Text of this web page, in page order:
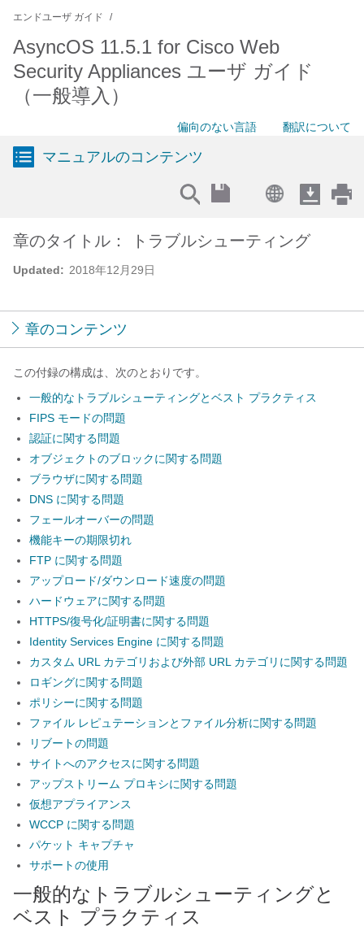
エンドユーザ ガイド
AsyncOS 11.5.1 for Cisco Web
Security Appliances ユーザ ガイド
（一般導入）
偏向のない言語 翻訳について
マニュアルのコンテンツ
Updated: 2018年12月29日
章のタイトル： トラブルシューティング
章のコンテンツ
この付録の構成は、次のとおりです。
一般的なトラブルシューティングとベスト プラクティス
FIPS モードの問題
認証に関する問題
オブジェクトのブロックに関する問題
ブラウザに関する問題
DNS に関する問題
フェールオーバーの問題
機能キーの期限切れ
FTP に関する問題
アップロード/ダウンロード速度の問題
ハードウェアに関する問題
HTTPS/復号化/証明書に関する問題
Identity Services Engine に関する問題
カスタム URL カテゴリおよび外部 URL カテゴリに関する問題
ロギングに関する問題
ポリシーに関する問題
ファイル レピュテーションとファイル分析に関する問題
リブートの問題
サイトへのアクセスに関する問題
アップストリーム プロキシに関する問題
仮想アプライアンス
WCCP に関する問題
パケット キャプチャ
サポートの使用
一般的なトラブルシューティングと
ベスト プラクティス